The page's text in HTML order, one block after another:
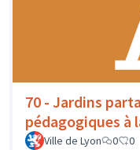
70 - Jardins
pédagogiques à
Ville de Lyon 0 0